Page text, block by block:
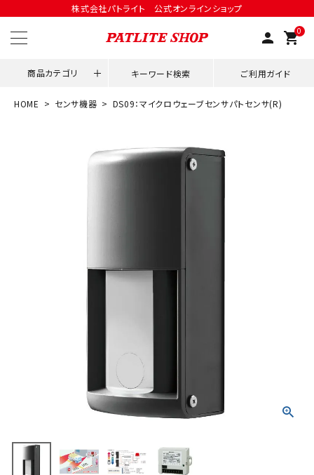
株式会社パトライト 公式オンラインショップ
person 0
shopping_cart
商品カテゴリ キーワード検索 ご利用ガイド
ACCOUNT MENU
光音一体型
HOME センサ機器 DS09：マイクロウェーブセンサパトセンサ(R)